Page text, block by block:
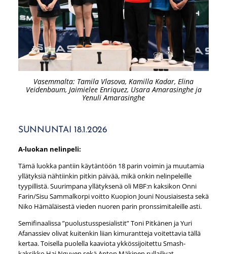
Vasemmalta: Tamila Vlasova, Kamilla Kadar, Elina
Veidenbaum, Jaimielee Enriquez, Usara Amarasinghe ja
Yenuli Amarasinghe
SUNNUNTAI 18.1.2026
A-luokan nelinpeli:
Tämä luokka pantiin käytäntöön 18 parin voimin ja muutamia
yllätyksiä nähtiinkin pitkin päivää, mikä onkin nelinpeleille
tyypillistä. Suurimpana yllätyksenä oli MBF:n kaksikon Onni
Farin/Sisu Sammalkorpi voitto Kuopion Jouni Nousiaisesta sekä
Niko Hämäläisestä vieden nuoren parin pronssimitaleille asti.
Semifinaalissa ”puolustusspesialistit” Toni Pitkänen ja Yuri
Afanassiev olivat kuitenkin liian kimurantteja voitettavia tällä
kertaa. Toisella puolella kaaviota ykkössijoitettu Smash-